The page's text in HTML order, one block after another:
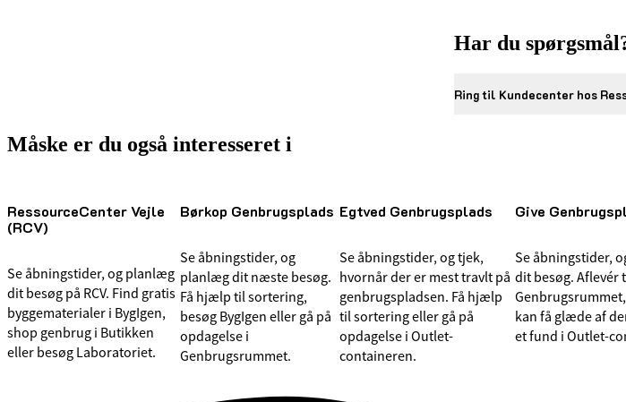
Har du
Ring til Kundecenter hos
Måske er du også interesseret i
RessourceCenter Vejle
(RCV)
Se åbningstider, og planlæg
dit besøg på RCV. Find gratis
byggematerialer i BygIgen,
shop genbrug i Butikken
eller besøg Laboratoriet.
Børkop Genbrugsplads
Se åbningstider, og
planlæg dit næste besøg.
Få hjælp til sortering,
besøg BygIgen eller gå på
opdagelse i
Genbrugsrummet.
Egtved Genbrugsplads
Se åbningstider, og tjek,
hvornår der er mest travlt på
genbrugspladsen. Få hjælp
til sortering eller gå på
opdagelse i Outlet-
containeren.
Give
Se åbningstider,
dit besøg. Aflevér
kan få glæde af
et fund i Outlet-